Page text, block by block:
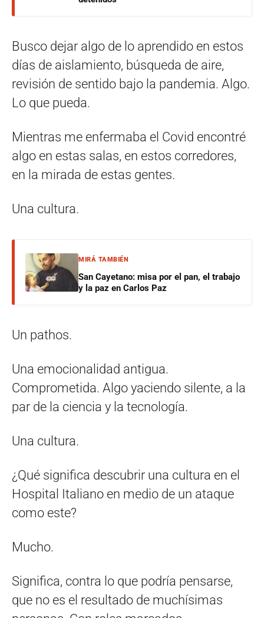
Busco dejar algo de lo aprendido en estos
días de aislamiento, búsqueda de aire,
revisión de sentido bajo la pandemia. Algo.
Lo que pueda.
Mientras me enfermaba el Covid encontré
algo en estas salas, en estos corredores,
en la mirada de estas gentes.
Una cultura.
MIRÁ TAMBIÉN
San Cayetano: misa por el pan, el trabajo
y la paz en Carlos Paz
Un pathos.
Una emocionalidad antigua.
Comprometida. Algo yaciendo silente, a la
par de la ciencia y la tecnología.
Una cultura.
¿Qué significa descubrir una cultura en el
Hospital Italiano en medio de un ataque
como este?
Mucho.
Significa, contra lo que podría pensarse,
que no es el resultado de muchísimas